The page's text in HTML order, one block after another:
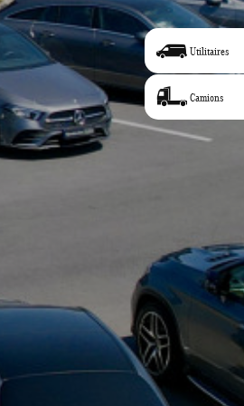
Utilitaires
Camions